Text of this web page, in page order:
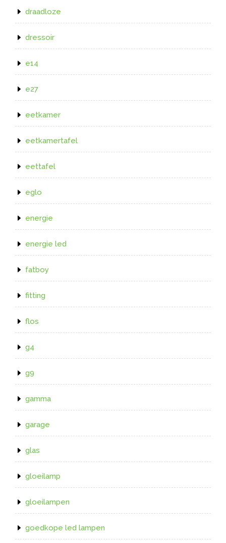
draadloze
dressoir
e14
e27
eetkamer
eetkamertafel
eettafel
eglo
energie
energie led
fatboy
fitting
flos
g4
g9
gamma
garage
glas
gloeilamp
gloeilampen
goedkope led lampen